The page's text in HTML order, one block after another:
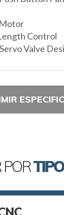
Control
Valve
PORTIPO